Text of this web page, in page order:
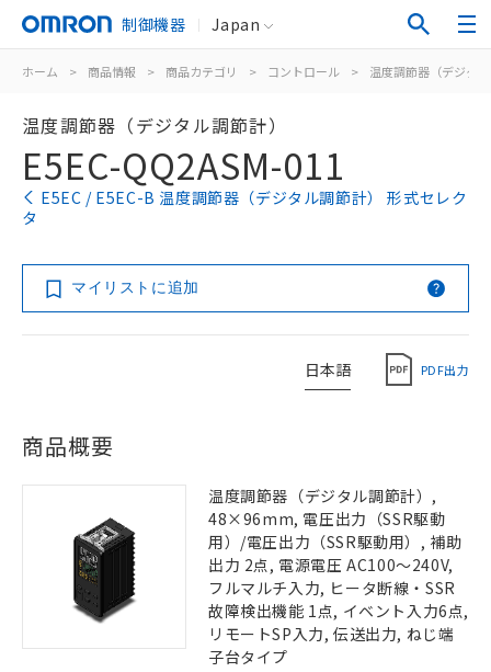
制御機器 Japan
ホーム > 商品情報 > 商品カテゴリ > コントロール > 温度調節器（デジタ
温度調節器（デジタル調節計）
E5EC-QQ2ASM-011
E5EC / E5EC-B 温度調節器（デジタル調節計） 形式セレク
タ
マイリストに追加
日本語 PDF出力
商品概要
温度調節器（デジタル調節計）,
48×96mm, 電圧出力（SSR駆動
用）/電圧出力（SSR駆動用）, 補助
出力 2点, 電源電圧 AC100～240V,
フルマルチ入力, ヒータ断線・SSR
故障検出機能 1点, イベント入力6点,
リモートSP入力, 伝送出力, ねじ端
子台タイプ